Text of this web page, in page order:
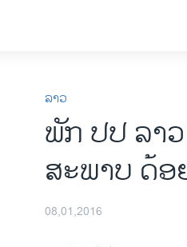
ລາວ
ພັກ ປປ ລາ
ສະພາບ ດ້ອ
08,01,2016